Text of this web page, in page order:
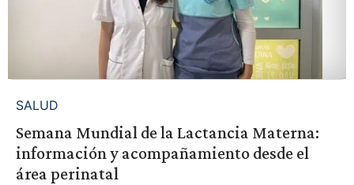
SALUD
Semana Mundial de la Lactancia Materna:
información y acompañamiento desde el
área perinatal